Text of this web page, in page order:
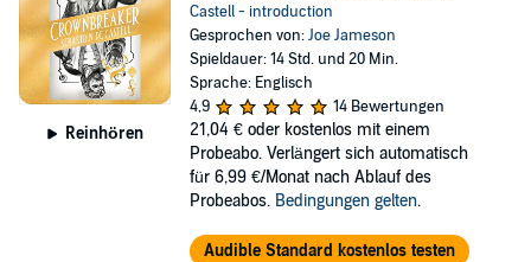
Reinhören
Castell - introduction
Gesprochen von:Joe Jameson
Spieldauer: 14 Std. und 20 Min.
Sprache: Englisch
4,9
14 Bewertungen
21,04 € oder kostenlos mit einem
Probeabo. Verlängert sich automatisch
für 6,99 €/Monat nach Ablauf des
Probeabos. Bedingungen gelten.
Audible Standard kostenlos testen